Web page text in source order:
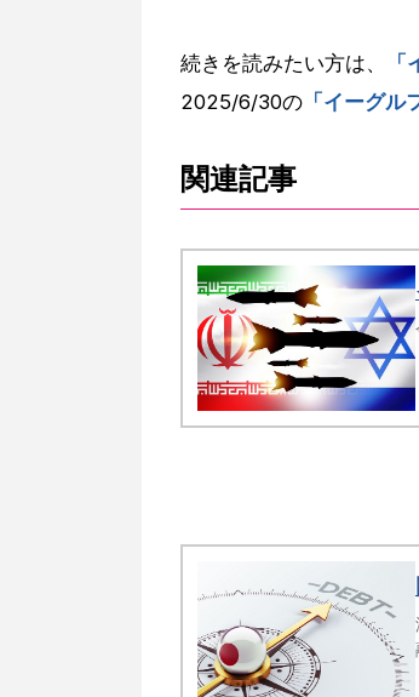
続きを読みたい方は、
2025/6/30の 「イーグル
関連記事